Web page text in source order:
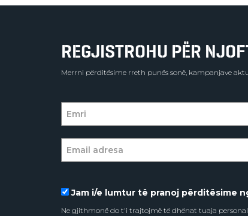
REGJISTROHU PËR
Merrni përditësime rreth punës sonë, kampanjave
Jam i/e lumtur të pranoj përditësime
Ne gjithmonë do t'i trajtojmë të dhënat tuaja